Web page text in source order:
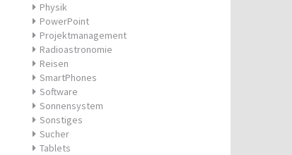
Physik
PowerPoint
Projektmanagement
Radioastronomie
Reisen
SmartPhones
Software
Sonnensystem
Sonstiges
Sucher
Tablets